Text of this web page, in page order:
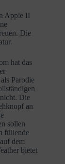
Apple II
Die
hat das
Parodie
Die
an
sollen
füllende
dem
bietet